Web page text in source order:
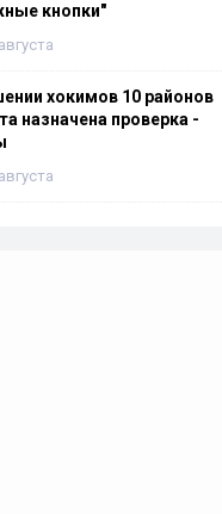
кнопки"
хокимов 10 районов
назначена проверка -